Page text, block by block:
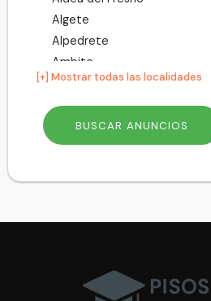
Algete
Alpedrete
Ambite
Anchuelo
Aranjuez
Arganda del Rey
Arroyomolinos
Berzosa del Lozoya
Boadilla del Monte
[+] Mostrar todas las localidades